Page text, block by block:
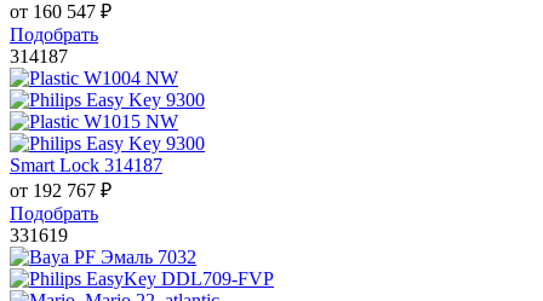
от 160 547 ₽
Подобрать
314187
Smart Lock 314187
от 192 767 ₽
Подобрать
331619